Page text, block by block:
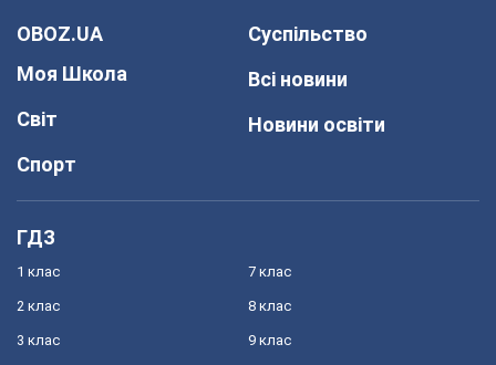
OBOZ.UA
Моя Школа
Світ
Спорт
Суспільство
Всі новини
Новини освіти
ГДЗ
1 клас
2 клас
3 клас
7 клас
8 клас
9 клас